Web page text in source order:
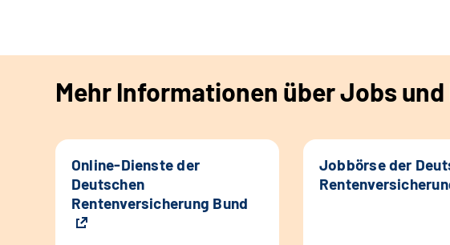
Mehr Informationen über Jobs
Online-Dienste der
Deutschen
Rentenversicherung Bund
Jobbörse der